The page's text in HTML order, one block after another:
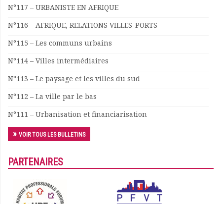
N°117 – URBANISTE EN AFRIQUE
N°116 – AFRIQUE, RELATIONS VILLES-PORTS
N°115 – Les communs urbains
N°114 – Villes intermédiaires
N°113 – Le paysage et les villes du sud
N°112 – La ville par le bas
N°111 – Urbanisation et financiarisation
VOIR TOUS LES BULLETINS
PARTENAIRES